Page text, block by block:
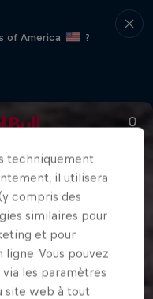
of America
?
techniquement
il utilisera
compris des
similaires pour
et pour
Vous pouvez
les paramètres
site web à tout